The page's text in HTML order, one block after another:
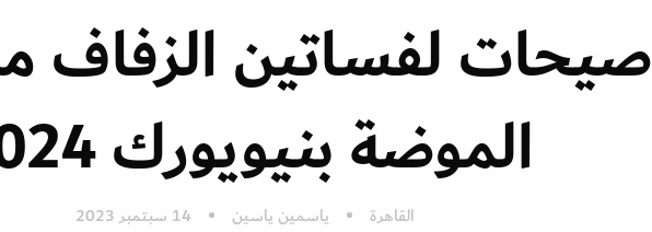
6 صيحات لفساتين الزفاف
الموضة بنيويورك 2024
القاهرة ياسمين ياسين 14 سبتمبر 2023